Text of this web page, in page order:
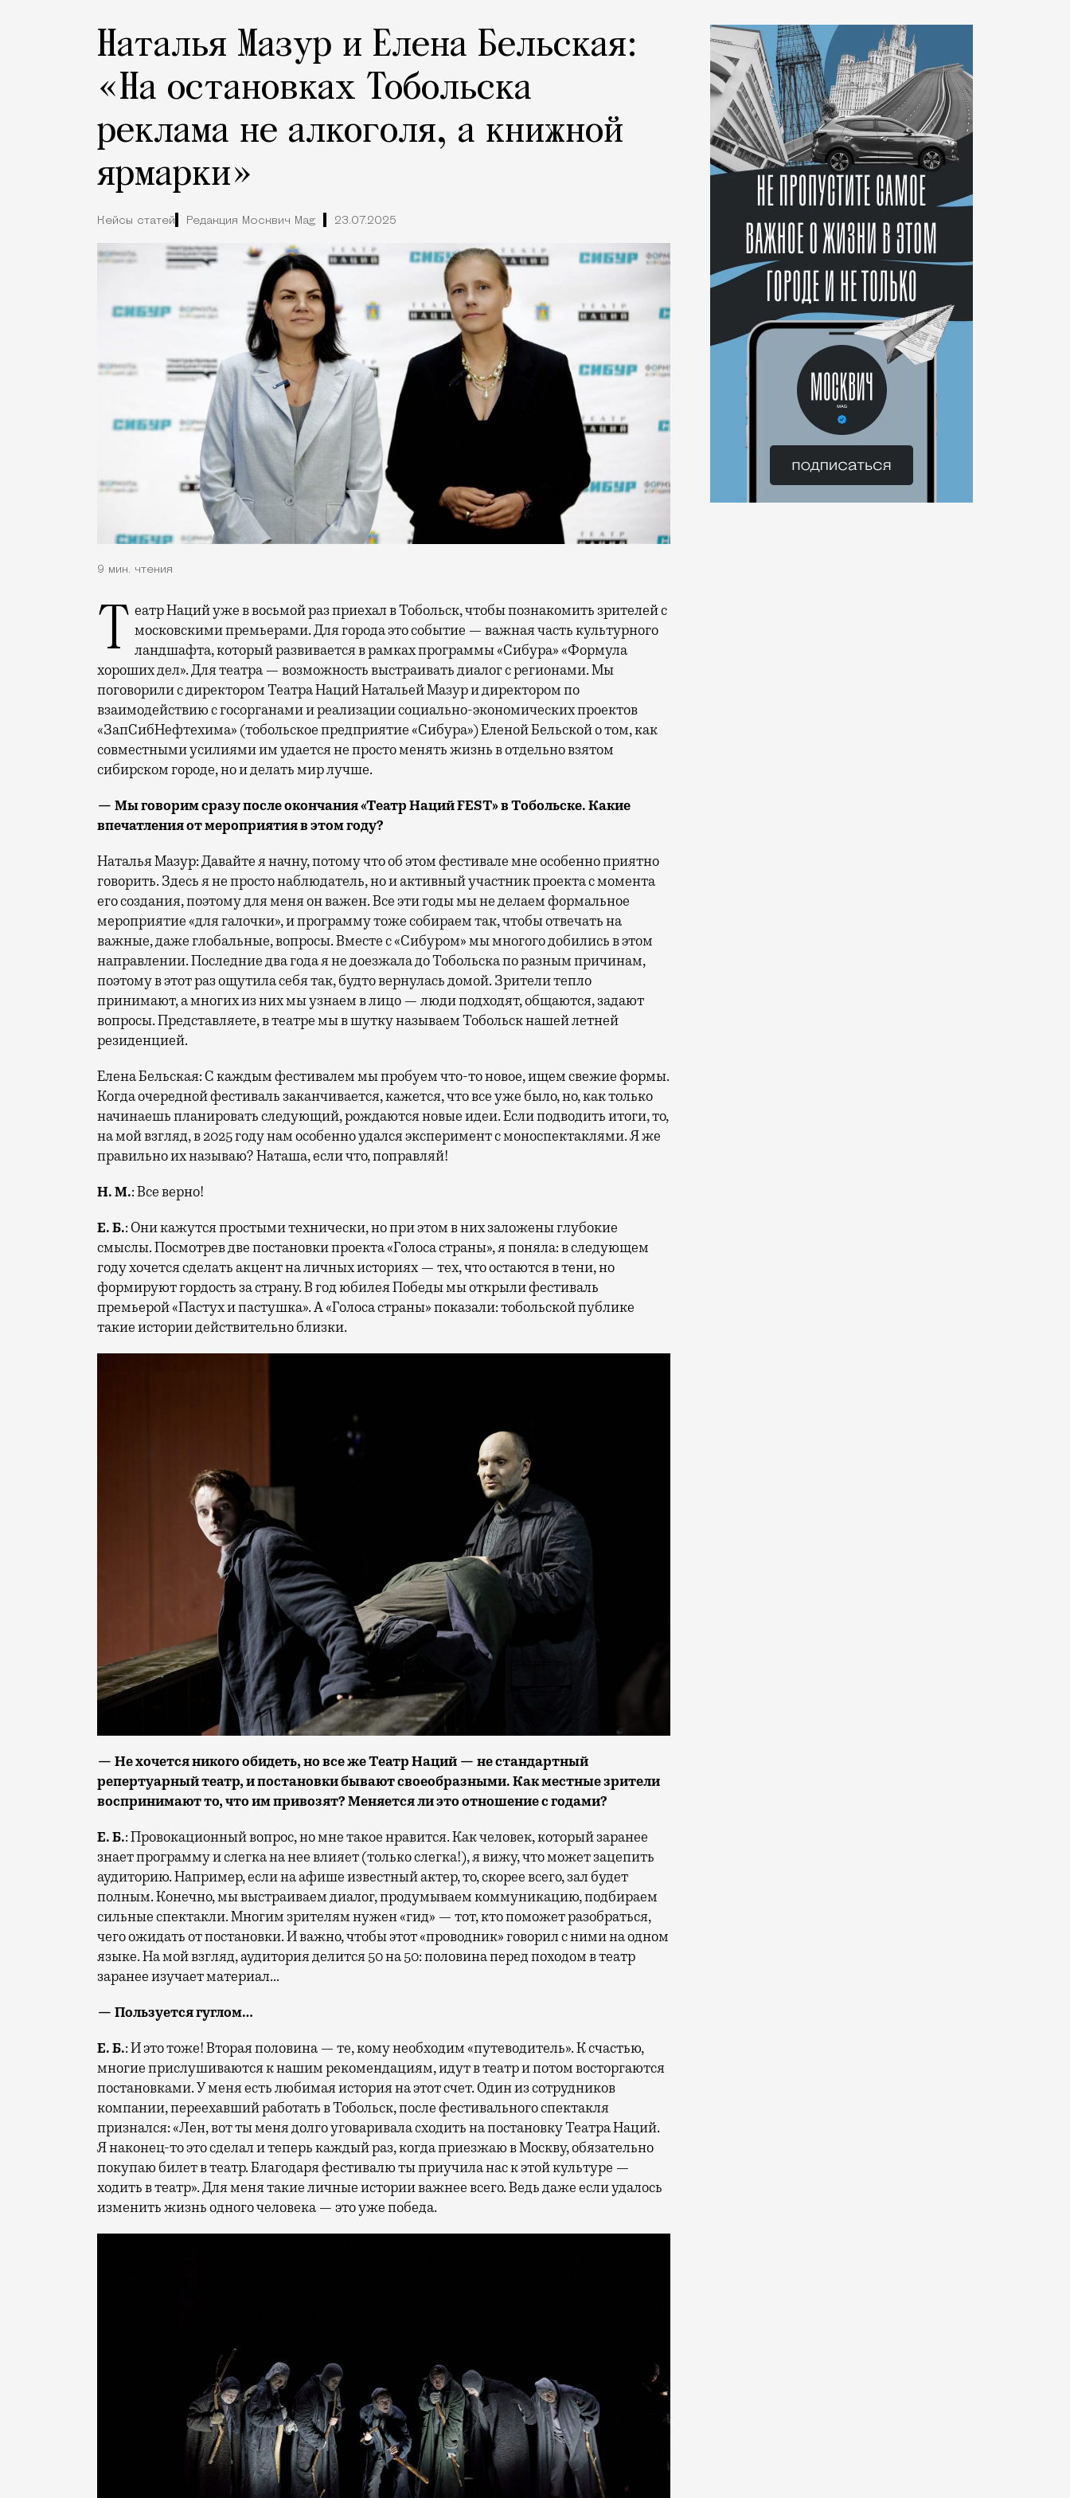
Наталья Мазур и Елена Бельская:
«На остановках Тобольска
реклама не алкоголя, а книжной
ярмарки»
Кейсы статей Редакция Москвич Mag 23.07.2025
9 мин. чтения
Театр Наций уже в восьмой раз приехал в Тобольск, чтобы познакомить зрителей с московскими премьерами. Для города это событие — важная часть культурного
ландшафта, который развивается в рамках программы «Сибура» «Формула
хороших дел». Для театра — возможность выстраивать диалог с регионами. Мы
поговорили с директором Театра Наций Натальей Мазур и директором по
взаимодействию с госорганами и реализации социально-экономических проектов
«ЗапСибНефтехима» (тобольское предприятие «Сибура») Еленой Бельской о том, как
совместными усилиями им удается не просто менять жизнь в отдельно взятом
сибирском городе, но и делать мир лучше.
— Мы говорим сразу после окончания «Театр Наций FEST» в Тобольске. Какие
впечатления от мероприятия в этом году?
Наталья Мазур: Давайте я начну, потому что об этом фестивале мне особенно приятно
говорить. Здесь я не просто наблюдатель, но и активный участник проекта с момента
его создания, поэтому для меня он важен. Все эти годы мы не делаем формальное
мероприятие «для галочки», и программу тоже собираем так, чтобы отвечать на
важные, даже глобальные, вопросы. Вместе с «Сибуром» мы многого добились в этом
направлении. Последние два года я не доезжала до Тобольска по разным причинам,
поэтому в этот раз ощутила себя так, будто вернулась домой. Зрители тепло
принимают, а многих из них мы узнаем в лицо — люди подходят, общаются, задают
вопросы. Представляете, в театре мы в шутку называем Тобольск нашей летней
резиденцией.
Елена Бельская: С каждым фестивалем мы пробуем что-то новое, ищем свежие формы.
Когда очередной фестиваль заканчивается, кажется, что все уже было, но, как только
начинаешь планировать следующий, рождаются новые идеи. Если подводить итоги, то,
на мой взгляд, в 2025 году нам особенно удался эксперимент с моноспектаклями. Я же
правильно их называю? Наташа, если что, поправляй!
Н. М.: Все верно!
Е. Б.: Они кажутся простыми технически, но при этом в них заложены глубокие
смыслы. Посмотрев две постановки проекта «Голоса страны», я поняла: в следующем
году хочется сделать акцент на личных историях — тех, что остаются в тени, но
формируют гордость за страну. В год юбилея Победы мы открыли фестиваль
премьерой «Пастух и пастушка». А «Голоса страны» показали: тобольской публике
такие истории действительно близки.
— Не хочется никого обидеть, но все же Театр Наций — не стандартный
репертуарный театр, и постановки бывают своеобразными. Как местные зрители
воспринимают то, что им привозят? Меняется ли это отношение с годами?
Е. Б.: Провокационный вопрос, но мне такое нравится. Как человек, который заранее
знает программу и слегка на нее влияет (только слегка!), я вижу, что может зацепить
аудиторию. Например, если на афише известный актер, то, скорее всего, зал будет
полным. Конечно, мы выстраиваем диалог, продумываем коммуникацию, подбираем
сильные спектакли. Многим зрителям нужен «гид» — тот, кто поможет разобраться,
чего ожидать от постановки. И важно, чтобы этот «проводник» говорил с ними на одном
языке. На мой взгляд, аудитория делится 50 на 50: половина перед походом в театр
заранее изучает материал…
— Пользуется гуглом…
Е. Б.: И это тоже! Вторая половина — те, кому необходим «путеводитель». К счастью,
многие прислушиваются к нашим рекомендациям, идут в театр и потом восторгаются
постановками. У меня есть любимая история на этот счет. Один из сотрудников
компании, переехавший работать в Тобольск, после фестивального спектакля
признался: «Лен, вот ты меня долго уговаривала сходить на постановку Театра Наций.
Я наконец-то это сделал и теперь каждый раз, когда приезжаю в Москву, обязательно
покупаю билет в театр. Благодаря фестивалю ты приучила нас к этой культуре —
ходить в театр». Для меня такие личные истории важнее всего. Ведь даже если удалось
изменить жизнь одного человека — это уже победа.